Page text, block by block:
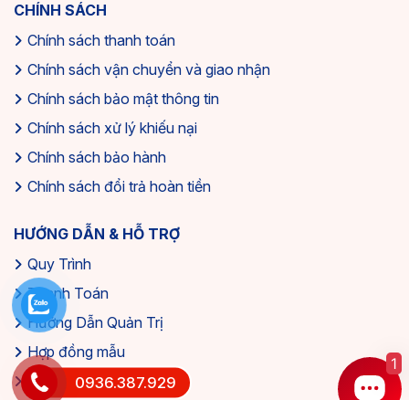
CHÍNH SÁCH
Chính sách thanh toán
Chính sách vận chuyển và giao nhận
Chính sách bảo mật thông tin
Chính sách xử lý khiếu nại
Chính sách bảo hành
Chính sách đổi trả hoàn tiền
HƯỚNG DẪN & HỖ TRỢ
Quy Trình
Thanh Toán
Hướng Dẫn Quản Trị
Hợp đồng mẫu
Tuyển dụng0936.387.929
1